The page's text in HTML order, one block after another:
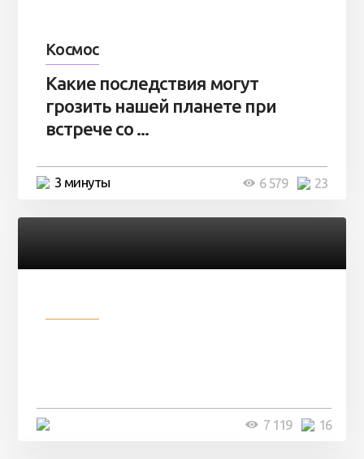
Космос
Какие последствия могут
грозить нашей планете при
встрече со ...
3 минуты 23
6 579
16
7 119